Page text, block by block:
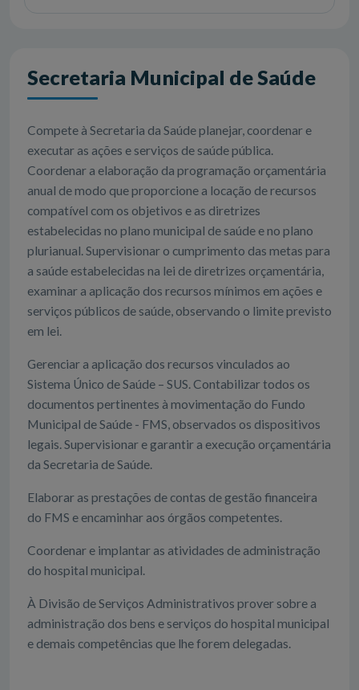
Secretaria Municipal de Saúde
Compete à Secretaria da Saúde planejar, coordenar e
executar as ações e serviços de saúde pública.
Coordenar a elaboração da programação orçamentária
anual de modo que proporcione a locação de recursos
compatível com os objetivos e as diretrizes
estabelecidas no plano municipal de saúde e no plano
plurianual. Supervisionar o cumprimento das metas para
a saúde estabelecidas na lei de diretrizes orçamentária,
examinar a aplicação dos recursos mínimos em ações e
serviços públicos de saúde, observando o limite previsto
em lei.
Gerenciar a aplicação dos recursos vinculados ao
Sistema Único de Saúde – SUS. Contabilizar todos os
documentos pertinentes à movimentação do Fundo
Municipal de Saúde - FMS, observados os dispositivos
legais. Supervisionar e garantir a execução orçamentária
da Secretaria de Saúde.
Elaborar as prestações de contas de gestão financeira
do FMS e encaminhar aos órgãos competentes.
Coordenar e implantar as atividades de administração
do hospital municipal.
À Divisão de Serviços Administrativos prover sobre a
administração dos bens e serviços do hospital municipal
e demais competências que lhe forem delegadas.